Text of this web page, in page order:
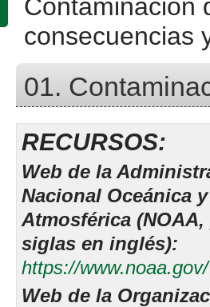
Contaminación
consecuencias
01.
RECURSOS:
Web de la
Nacional Oceánica y
Atmosférica
siglas en inglés):
https://www.noaa.gov/
Web de la